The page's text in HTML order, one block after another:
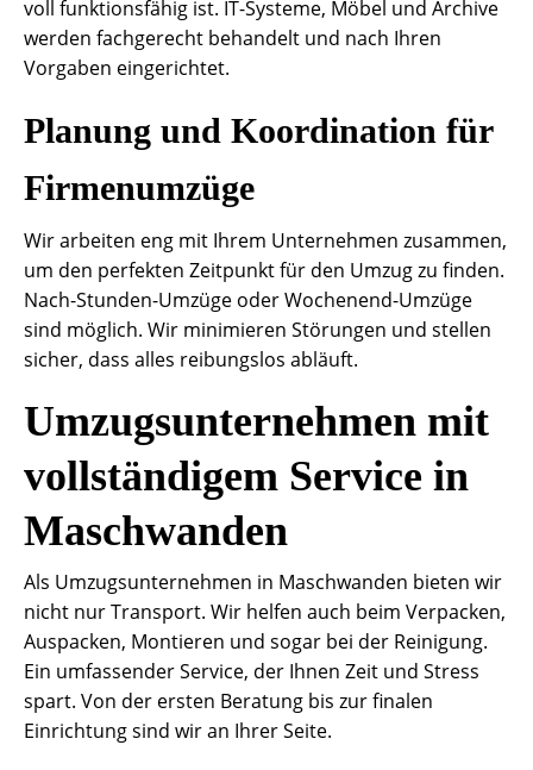
voll funktionsfähig ist. IT-Systeme, Möbel und Archive
werden fachgerecht behandelt und nach Ihren
Vorgaben eingerichtet.
Planung und Koordination für
Firmenumzüge
Wir arbeiten eng mit Ihrem Unternehmen zusammen,
um den perfekten Zeitpunkt für den Umzug zu finden.
Nach-Stunden-Umzüge oder Wochenend-Umzüge
sind möglich. Wir minimieren Störungen und stellen
sicher, dass alles reibungslos abläuft.
Umzugsunternehmen mit
vollständigem Service in
Maschwanden
Als Umzugsunternehmen in Maschwanden bieten wir
nicht nur Transport. Wir helfen auch beim Verpacken,
Auspacken, Montieren und sogar bei der Reinigung.
Ein umfassender Service, der Ihnen Zeit und Stress
spart. Von der ersten Beratung bis zur finalen
Einrichtung sind wir an Ihrer Seite.